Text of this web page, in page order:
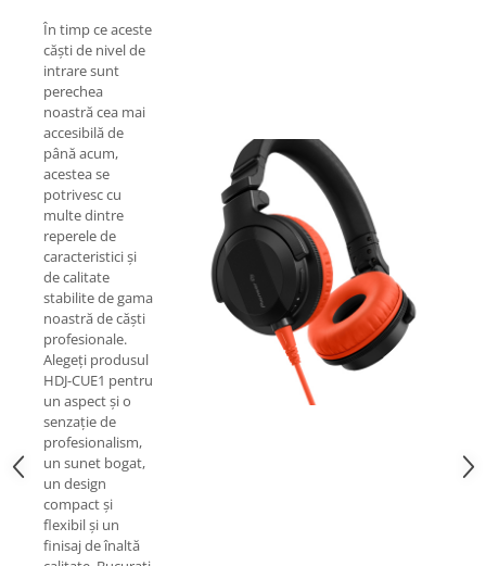
În timp ce aceste
căști de nivel de
intrare sunt
perechea
noastră cea mai
accesibilă de
până acum,
acestea se
potrivesc cu
multe dintre
reperele de
caracteristici și
de calitate
stabilite de gama
noastră de căști
profesionale.
Alegeți produsul
HDJ-CUE1 pentru
un aspect și o
senzație de
profesionalism,
un sunet bogat,
un design
compact și
flexibil și un
finisaj de înaltă